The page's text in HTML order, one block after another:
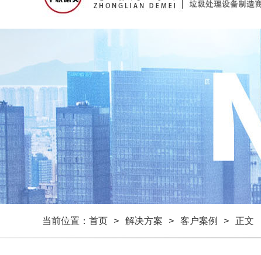
当前位置： 首页 > 解决方案 > 客户案例 > 正文